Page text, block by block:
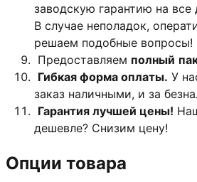
заводскую гарантию на все
В случае неполадок,
решаем подобные вопросы!
Предоставляем полный
Гибкая форма оплаты. У
заказ наличными, и за
Гарантия лучшей цены!
дешевле? Снизим цену!
Опции товара